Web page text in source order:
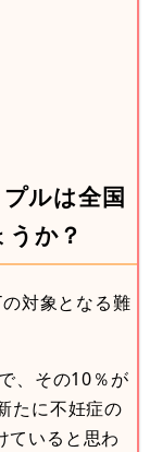
ルは全国
か？
対象となる難
、その10％が
たに不妊症の
ていると思わ